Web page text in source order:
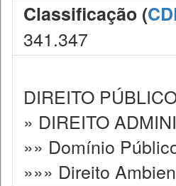
Classificação (
341.347
DIREITO
» DIREITO
»» Domínio
»»» Direito